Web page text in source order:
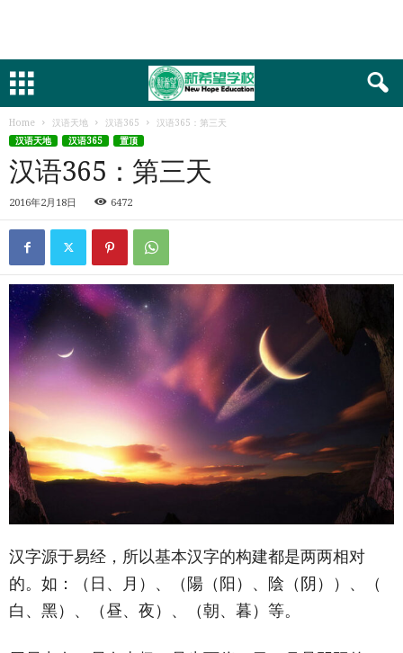
Home 汉语天地 汉语365
汉语365：第三天
汉语天地
汉语365 置顶
汉语365：第三天
2016年2月18日 6472
汉字源于易经，所以基本汉字的构建都是两两相对
的。如：（ 日、月）、（陽（阳）、陰（阴））、（
白、黑）、（昼、夜）、（朝、暮）等。